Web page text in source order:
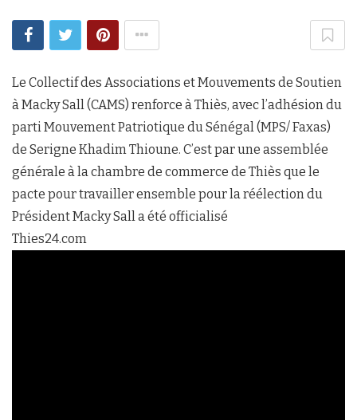
Le Collectif des Associations et Mouvements de Soutien
à Macky Sall (CAMS) renforce à Thiès, avec l’adhésion du
parti Mouvement Patriotique du Sénégal (MPS/ Faxas)
de Serigne Khadim Thioune. C’est par une assemblée
générale à la chambre de commerce de Thiès que le
pacte pour travailler ensemble pour la réélection du
Président Macky Sall a été officialisé
Thies24.com